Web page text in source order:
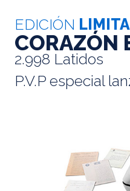
EDICIÓN
CORAZÓN
2.998 Latidos
P.V.P especial